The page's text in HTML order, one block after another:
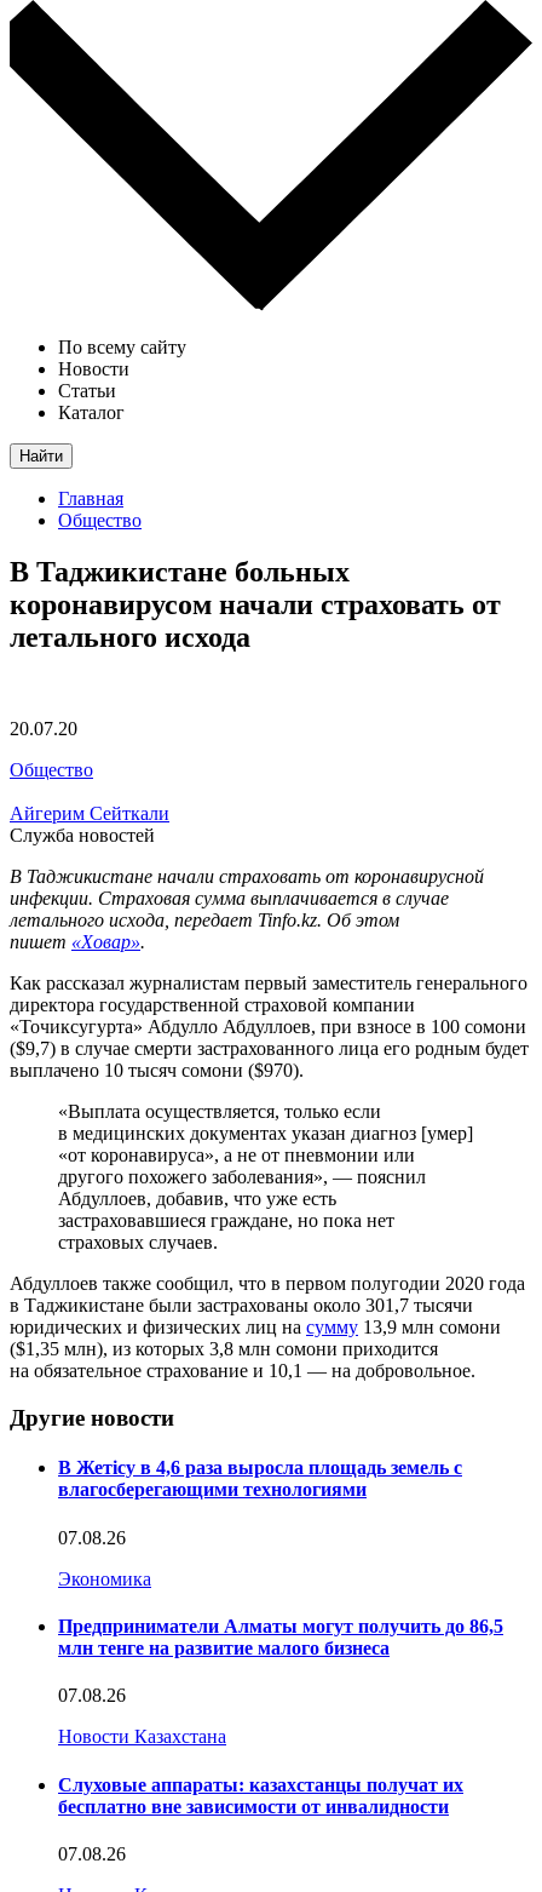
По всему сайту
Новости
Статьи
Каталог
Найти
Главная
Общество
В Таджикистане больных
коронавирусом начали страховать от
летального исхода
20.07.20
Общество
Айгерим Сейткали
Служба новостей
В Таджикистане начали страховать от коронавирусной
инфекции. Страховая сумма выплачивается в случае
летального исхода, передает Tinfo.kz. Об этом
пишет «Ховар».
Как рассказал журналистам первый заместитель генерального
директора государственной страховой компании
«Точиксугурта» Абдулло Абдуллоев, при взносе в 100 сомони
($9,7) в случае смерти застрахованного лица его родным будет
выплачено 10 тысяч сомони ($970).
«Выплата осуществляется, только если
в медицинских документах указан диагноз [умер]
«от коронавируса», а не от пневмонии или
другого похожего заболевания», — пояснил
Абдуллоев, добавив, что уже есть
застраховавшиеся граждане, но пока нет
страховых случаев.
Абдуллоев также сообщил, что в первом полугодии 2020 года
в Таджикистане были застрахованы около 301,7 тысячи
юридических и физических лиц на сумму 13,9 млн сомони
($1,35 млн), из которых 3,8 млн сомони приходится
на обязательное страхование и 10,1 — на добровольное.
Другие новости
В Жетісу в 4,6 раза выросла площадь земель с
влагосберегающими технологиями
07.08.26
Экономика
Предприниматели Алматы могут получить до 86,5
млн тенге на развитие малого бизнеса
07.08.26
Новости Казахстана
Слуховые аппараты: казахстанцы получат их
бесплатно вне зависимости от инвалидности
07.08.26